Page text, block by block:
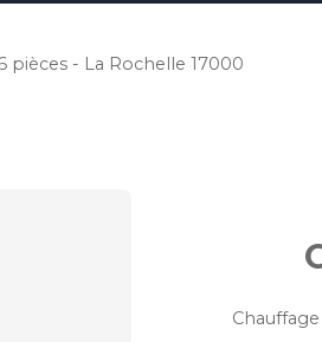
pièces - La Rochelle 17000
Chauffage